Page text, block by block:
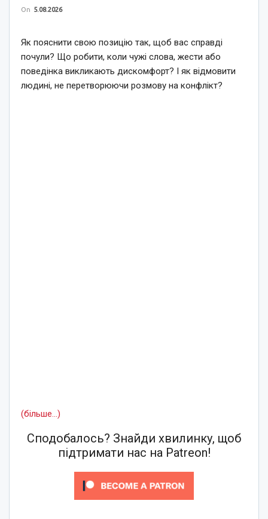
On 5.08.2026
Як пояснити свою позицію так, щоб вас справді
почули? Що робити, коли чужі слова, жести або
поведінка викликають дискомфорт? І як відмовити
людині, не перетворюючи розмову на конфлікт?
(більше…)
Сподобалось? Знайди хвилинку, щоб
підтримати нас на Patreon!